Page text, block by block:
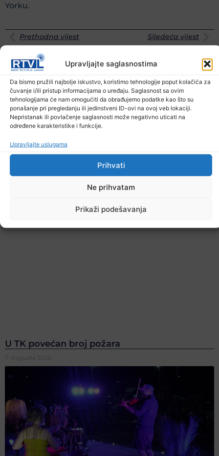
Upravljajte saglasnostima
Da bismo pružili najbolje iskustvo, koristimo tehnologije poput kolačića za
čuvanje i/ili pristup informacijama o uređaju. Saglasnost sa ovim
tehnologijama će nam omogućiti da obrađujemo podatke kao što su
ponašanje pri pregledanju ili jedinstveni ID-ovi na ovoj veb lokaciji.
Nepristanak ili povlačenje saglasnosti može negativno uticati na
određene karakteristike i funkcije.
Upravljajte uslugama
Prihvati
Ne prihvatam
Prikaži podešavanja
Yorku.
Prethodna vijest Sljedeća vijest
Podijelite na mrežama
Ostale novosti
U TK povećan broj požara
7. Augusta 2026.